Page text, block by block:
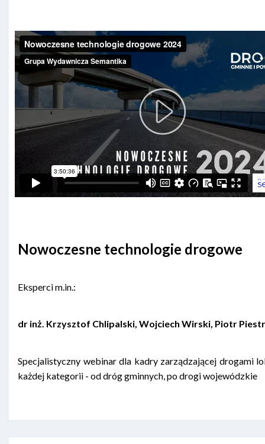
Nowoczesne technologie drogowe
Eksperci m.in.:
dr inż. Krzysztof Chlipalski, Wojciech Wirski, Piotr
Specjalistyczny webinar dla kadry zarządzającej drogami
każdej kategorii - od dróg gminnych, po drogi wojewódzkie